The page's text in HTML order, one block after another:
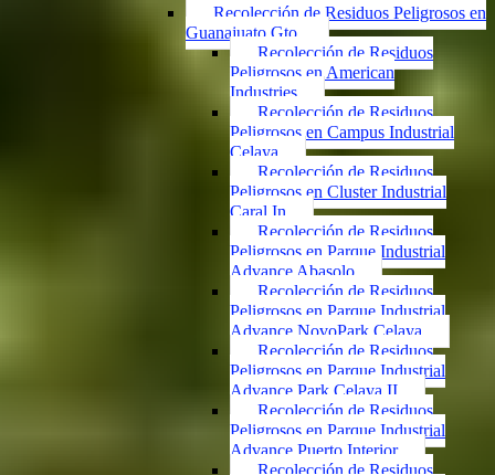
Recolección de Residuos Peligrosos en
Guanajuato Gto.
Recolección de Residuos
Peligrosos en American
Industries
Recolección de Residuos
Peligrosos en Campus Industrial
Celaya
Recolección de Residuos
Peligrosos en Cluster Industrial
Caral In
Recolección de Residuos
Peligrosos en Parque Industrial
Advance Abasolo
Recolección de Residuos
Peligrosos en Parque Industrial
Advance NovoPark Celaya
Recolección de Residuos
Peligrosos en Parque Industrial
Advance Park Celaya II
Recolección de Residuos
Peligrosos en Parque Industrial
Advance Puerto Interior
Recolección de Residuos